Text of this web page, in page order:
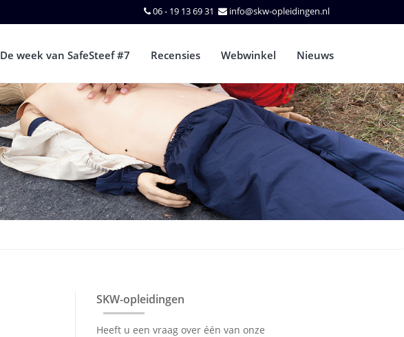
06 - 19 13 69 31 info@skw-opleidingen.nl
De week van SafeSteef #7 Recensies Webwinkel Nieuws
SKW-opleidingen
Heeft u een vraag over één van onze